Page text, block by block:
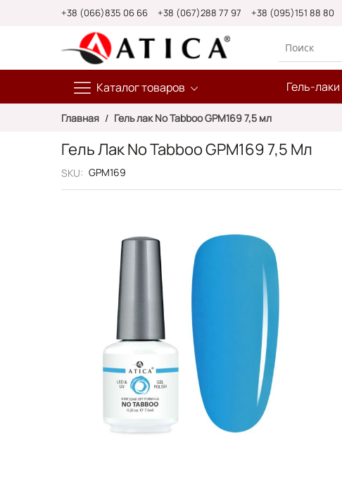
+38 (066)835 06 66 +38 (067)288 77 97 +38 (095)151 88 80
Каталог товаров Гель-лаки
Главная Гель лак No Tabboo GPM169 7,5 мл
Гель Лак No Tabboo GPM169 7,5 Мл
SKU GPM169
изображений